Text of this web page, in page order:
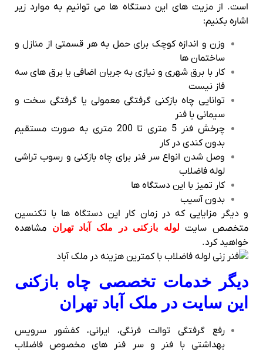
است. از مزیت های این دستگاه ها می توانیم به موارد زیر
اشاره بکنیم:
وزن و اندازه کوچک برای حمل به هر قسمتی از منازل و
ساختمان ها
کار با برق شهری و نیازی به جریان اضافی یا برق های سه
فاز نیست
توانایی چاه بازکنی گرفتگی معمولی یا گرفتگی سخت و
سیمانی با فنر
چرخش فنر 5 متری تا 200 متری به صورت مستقیم
بدون کندی در کار
وصل شدن انواع سر فنر برای چاه بازکنی و رسوب تراشی
لوله فاضلاب
کار تمیز با این دستگاه ها
بدون آسیب
و دیگر مزایایی که در زمان کار این دستگاه ها با تکنسین
متخصص سایت لوله بازکنی در ملک آباد تهران
مشاهده
خواهید کرد.
دیگر خدمات تخصصی چاه بازکنی
این سایت در ملک آباد تهران
رفع گرفتگی توالت فرنگی، ایرانی، کفشور سرویس
بهداشتی با فنر و سر فنر های مخصوص فاضلاب